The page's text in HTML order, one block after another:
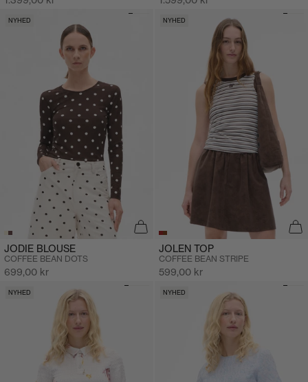
NYHED
JODIE BLOUSE
COFFEE BEAN DOTS
Salgspris
699,00 kr
NYHED
JOLEN TOP
COFFEE BEAN STRIPE
Salgspris
599,00 kr
NYHED NYHED